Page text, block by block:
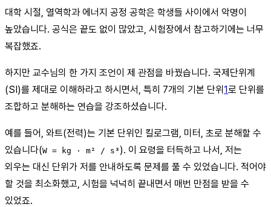
대학 시절, 열역학과 에너지 공정 공학은 학생들 사이에서 악명이
높았습니다. 공식은 끝도 없이 많았고, 시험장에서 참고하기에는 너무
복잡했죠.
하지만 교수님의 한 가지 조언이 제 관점을 바꿨습니다. 국제단위계
(SI)를 제대로 이해하라고 하시면서, 특히 7개의 기본 단위1로 단위를
조합하고 분해하는 연습을 강조하셨습니다.
예를 들어, 와트(전력)는 기본 단위인 킬로그램, 미터, 초로 분해할 수
있습니다(W = kg · m² / s³ ). 이 요령을 터득하고 나서, 저는
외우는 대신 단위가 저를 안내하도록 문제를 풀 수 있었습니다. 적어야
할 것을 최소화했고, 시험을 넉넉히 끝내면서 매번 만점을 받을 수
있었죠.